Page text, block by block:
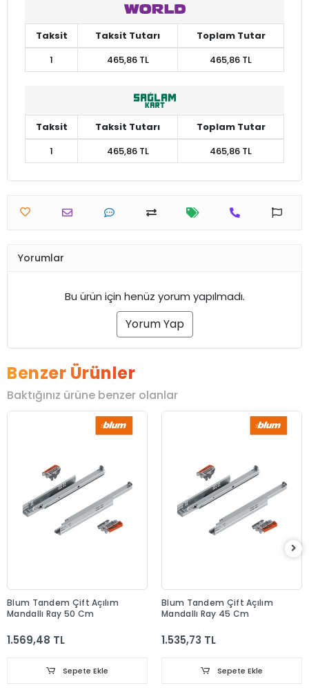
Taksit Taksit Tutarı
Toplam Tutar
1
465,86 TL 465,86 TL
Taksit Taksit Tutarı
Toplam Tutar
1
465,86 TL 465,86 TL
Yorumlar
Bu ürün için henüz yorum yapılmadı.
Yorum Yap
Benzer Ürünler
Baktığınız ürüne benzer olanlar
Blum Tandem Çift Açılım
Mandallı Ray 50 Cm
1.569,48 TL
Sepete Ekle
Blum Tandem Çift Açılım
Mandallı Ray 45 Cm
1.535,73 TL
Sepete Ekle